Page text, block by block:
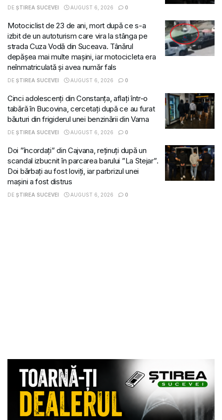
DE ȘTIREA SUCEVEI AUGUST 6, 2026 0
Motociclist de 23 de ani, mort după ce s-a
izbit de un autoturism care vira la stânga pe
strada Cuza Vodă din Suceava. Tânărul
depășea mai multe mașini, iar motocicleta era
neînmatriculată și avea număr fals
DE ȘTIREA SUCEVEI AUGUST 6, 2026 0
Cinci adolescenți din Constanța, aflați într-o
tabără în Bucovina, cercetați după ce au furat
băuturi din frigiderul unei benzinării din Vama
DE ȘTIREA SUCEVEI AUGUST 6, 2026 0
Doi ”încordați” din Cajvana, reținuți după un
scandal izbucnit în parcarea barului ”La Stejar”.
Doi bărbați au fost loviți, iar parbrizul unei
mașini a fost distrus
DE ȘTIREA SUCEVEI AUGUST 6, 2026 0